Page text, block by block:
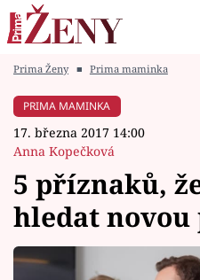
Módní alarm
Zrádci
Témata
Celebrity
Prima Ženy ■ Prima maminka
PRIMA MAMINKA
17. března 2017 14:00
Anna Kopečková
5 příznaků,
hledat novou